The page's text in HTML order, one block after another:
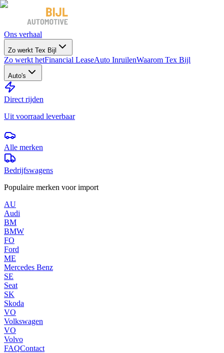
Ons verhaal
Zo werkt Tex Bijl
Zo werkt hetFinancial LeaseAuto InruilenWaarom Tex Bijl
Auto's
Direct rijden
Uit voorraad leverbaar
Alle merken
Bedrijfswagens
Populaire merken voor import
AU
Audi
BM
BMW
FO
Ford
ME
Mercedes Benz
SE
Seat
SK
Skoda
VO
Volkswagen
VO
Volvo
FAQContact